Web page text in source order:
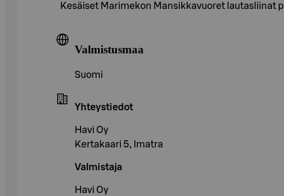
Kesäiset Marimekon Mansikkavuoret lautasliinat
Valmistusmaa
Suomi
Yhteystiedot
Havi Oy
Kertakaari 5, Imatra
Valmistaja
Havi Oy